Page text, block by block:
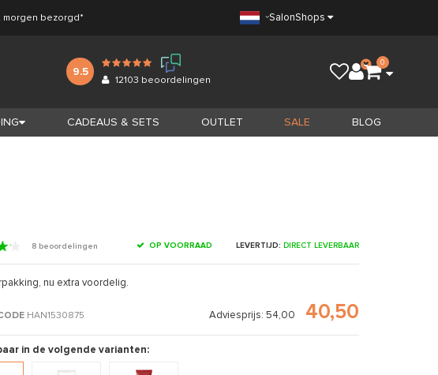
morgen bezorgd* SalonShops
9.5
12103 beoordelingen
0
CADEAUS & SETS OUTLET SALE BLOG
8 beoordelingen OP VOORRAAD LEVERTIJD: DIRECT LEVERBAAR
nu extra voordelig.
HAN1530875 Adviesprijs: 54,00 40,50
in de volgende varianten: